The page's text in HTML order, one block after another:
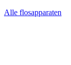
Alle flosapparaten